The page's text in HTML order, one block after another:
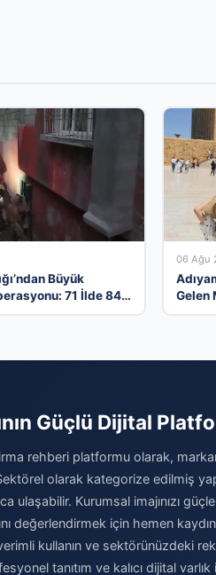
Büyük
71 İlde 844
06 Ağu
Gelen
Güçlü Dijital
rehberi platformu olarak,
olarak kategorize edilmiş
ulaşabilir. Kurumsal imajınızı
değerlendirmek için hemen
kullanın ve sektörünüzdeki
tanıtım ve kalıcı dijital